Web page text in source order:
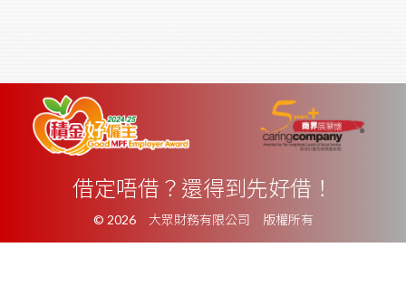
借定唔借？還得到先好借！
© 2026 大眾財務有限公司 版權所有